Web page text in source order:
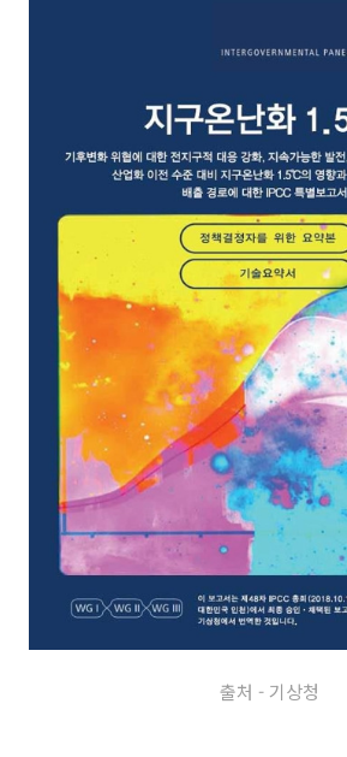
출처 - 기상청